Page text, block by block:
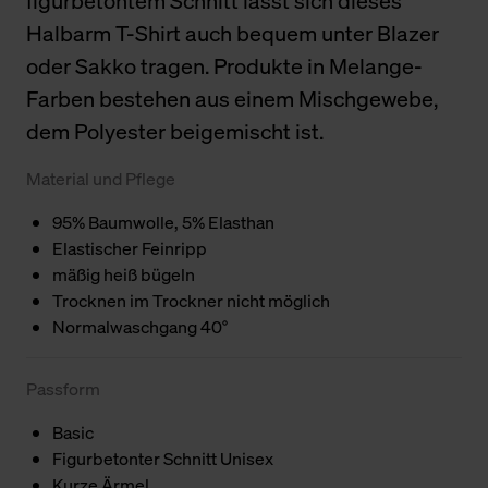
Halbarm T-Shirt auch bequem unter Blazer
oder Sakko tragen. Produkte in Melange-
Farben bestehen aus einem Mischgewebe,
dem Polyester beigemischt ist.
Material und Pflege
95% Baumwolle, 5% Elasthan
Elastischer Feinripp
mäßig heiß bügeln
Trocknen im Trockner nicht möglich
Normalwaschgang 40°
Passform
Basic
Figurbetonter Schnitt Unisex